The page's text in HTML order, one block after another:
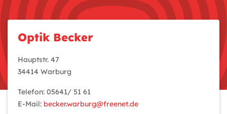
Optik Becker
Hauptstr. 47
34414 Warburg
Telefon: 05641/ 51 61
E-Mail: becker.warburg@freenet.de